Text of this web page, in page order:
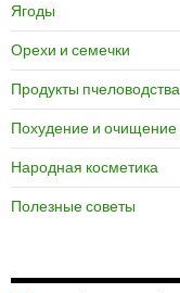
Ягоды
Орехи и семечки
Продукты пчеловодства
Похудение и очищение
Народная косметика
Полезные советы